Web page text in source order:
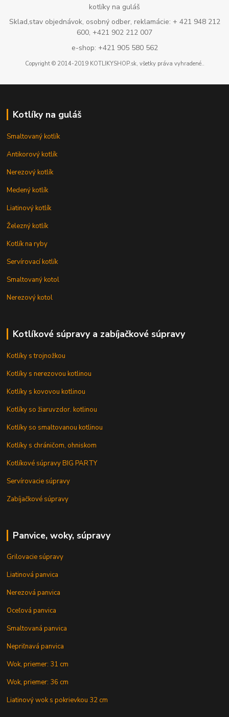
kotlíky na guláš
Sklad,stav objednávok, osobný odber, reklamácie: + 421 948 212
600, +421 902 212 007
e-shop: +421 905 580 562
Copyright © 2014-2019 KOTLIKYSHOP.sk, všetky práva vyhradené..
Kotlíky na guláš
Smaltovaný kotlík
Antikorový kotlík
Nerezový kotlík
Medený kotlík
Liatinový kotlík
Železný kotlík
Kotlík na ryby
Servírovací kotlík
Smaltovaný kotol
Nerezový kotol
Kotlíkové súpravy a zabíjačkové súpravy
Kotlíky s trojnožkou
Kotlíky s nerezovou kotlinou
Kotlíky s kovovou kotlinou
Kotlíky so žiaruvzdor. kotlinou
Kotlíky so smaltovanou kotlinou
Kotlíky s chráničom, ohniskom
Kotlíkové súpravy BIG PARTY
Servírovacie súpravy
Zabíjačkové súpravy
Panvice, woky, súpravy
Grilovacie súpravy
Liatinová panvica
Nerezová panvica
Oceľová panvica
Smaltovaná panvica
Nepriľnavá panvica
Wok, priemer: 31 cm
Wok, priemer: 36 cm
Liatinový wok s pokrievkou 32 cm